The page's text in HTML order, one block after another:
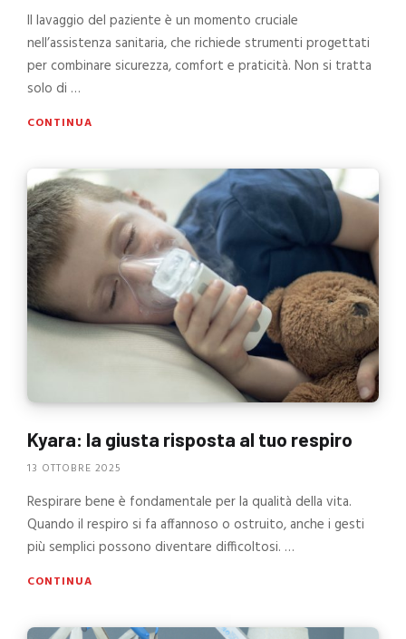
Il lavaggio del paziente è un momento cruciale
nell’assistenza sanitaria, che richiede strumenti progettati
per combinare sicurezza, comfort e praticità. Non si tratta
solo di …
CONTINUA
Kyara: la giusta risposta al tuo respiro
13 OTTOBRE 2025
Respirare bene è fondamentale per la qualità della vita.
Quando il respiro si fa affannoso o ostruito, anche i gesti
più semplici possono diventare difficoltosi. …
CONTINUA